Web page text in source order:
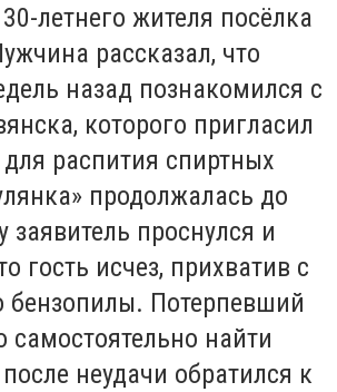
летнего жителя посёлка
рассказал, что
назад познакомился с
которого пригласил
распития спиртных
продолжалась до
заявитель проснулся и
гость исчез, прихватив с
бензопилы. Потерпевший
самостоятельно найти
неудачи обратился к